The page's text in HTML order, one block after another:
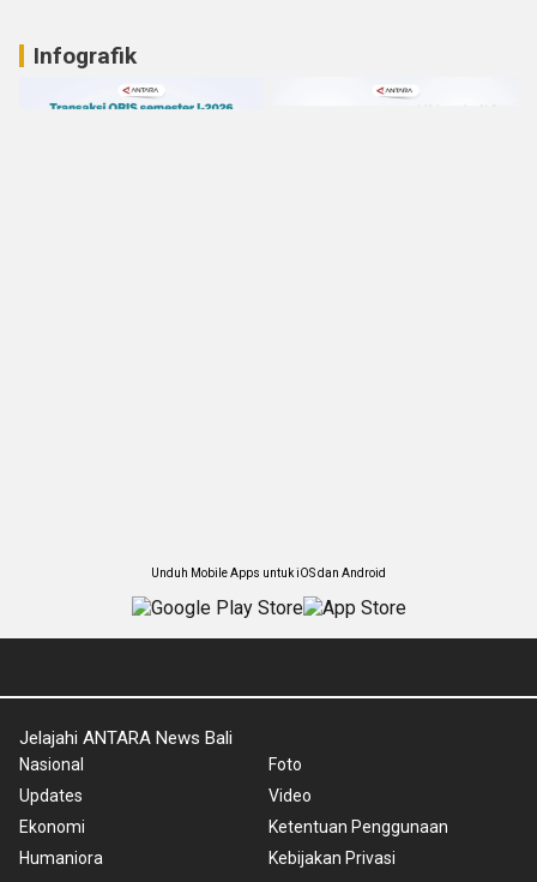
Infografik
Unduh Mobile Apps untuk iOS dan Android
Jelajahi ANTARA News Bali
Nasional
Updates
Ekonomi
Humaniora
Foto
Video
Ketentuan Penggunaan
Kebijakan Privasi